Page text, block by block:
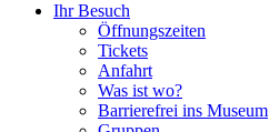
Ihr Besuch
Öffnungszeiten
Tickets
Anfahrt
Was ist wo?
Barrierefrei ins Museum